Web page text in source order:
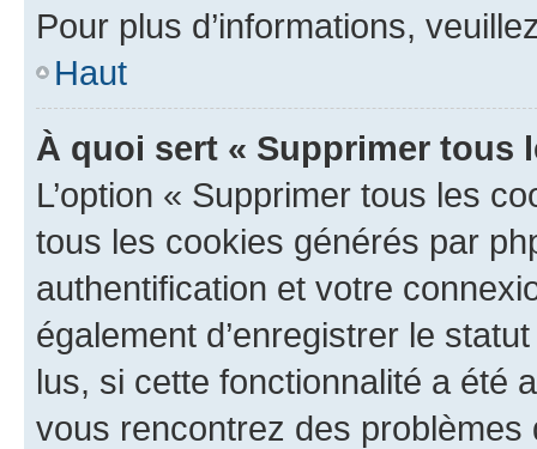
Pour plus d’informations,
Haut
À quoi sert « Supprimer tous
L’option « Supprimer tous les
tous les cookies générés par
authentification et votre
également d’enregistrer le
lus, si cette fonctionnalité a été
vous rencontrez des